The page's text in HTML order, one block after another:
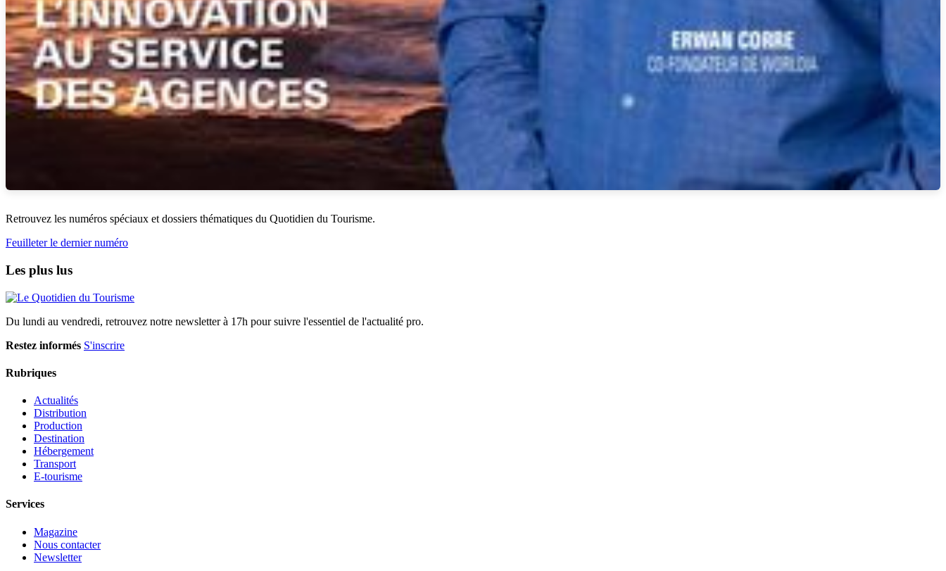
Retrouvez les numéros spéciaux et dossiers thématiques du Quotidien du Tourisme.
Feuilleter le dernier numéro
Les plus lus
Du lundi au vendredi, retrouvez notre newsletter à 17h pour suivre l'essentiel de l'actualité pro.
Restez informés S'inscrire
Rubriques
Actualités
Distribution
Production
Destination
Hébergement
Transport
E-tourisme
Services
Magazine
Nous contacter
Newsletter